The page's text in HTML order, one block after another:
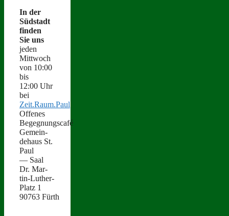
In der
Süd­stadt
find­en
Sie uns
jeden
Mittwoch
von 10:00
bis
12:00 Uhr
bei
Zeit.Raum.Paul
Offenes
Begegnungscafé
Gemein­
de­haus St.
Paul
— Saal
Dr. Mar­
tin-Luther-
Platz 1
90763 Fürth